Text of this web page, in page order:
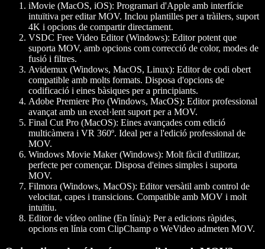
iMovie (MacOS, iOS): Programari d'Apple amb interfície
intuïtiva per editar MOV. Inclou plantilles per a tràilers, suport
4K i opcions de compartir directament.
VSDC Free Video Editor (Windows): Editor potent que
suporta MOV, amb opcions com correcció de color, modes de
fusió i filtres.
Avidemux (Windows, MacOS, Linux): Editor de codi obert
compatible amb molts formats. Disposa d'opcions de
codificació i eines bàsiques per a principiants.
Adobe Premiere Pro (Windows, MacOS): Editor professional
avançat amb un excel·lent suport per a MOV.
Final Cut Pro (MacOS): Eines avançades com edició
multicàmera i VR 360º. Ideal per a l'edició professional de
MOV.
Windows Movie Maker (Windows): Molt fàcil d'utilitzar,
perfecte per començar. Disposa d'eines simples i suporta
MOV.
Filmora (Windows, MacOS): Editor versàtil amb control de
velocitat, capes i transicions. Compatible amb MOV i molt
intuïtiu.
Editor de vídeo online (En línia): Per a edicions ràpides,
opcions en línia com ClipChamp o WeVideo admeten MOV.